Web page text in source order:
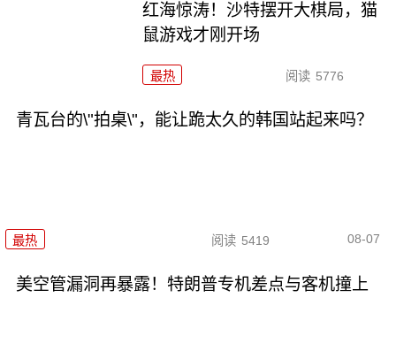
红海惊涛！沙特摆开大棋局，猫
鼠游戏才刚开场
最热 阅读 5776
青瓦台的\"拍桌\"，能让跪太久的韩国站起来吗？
最热 阅读 5419 08-07
美空管漏洞再暴露！特朗普专机差点与客机撞上